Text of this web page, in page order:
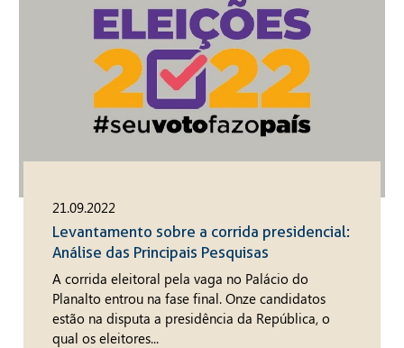
21.09.2022
Levantamento sobre a corrida presidencial:
Análise das Principais Pesquisas
A corrida eleitoral pela vaga no Palácio do
Planalto entrou na fase final. Onze candidatos
estão na disputa a presidência da República, o
qual os eleitores...